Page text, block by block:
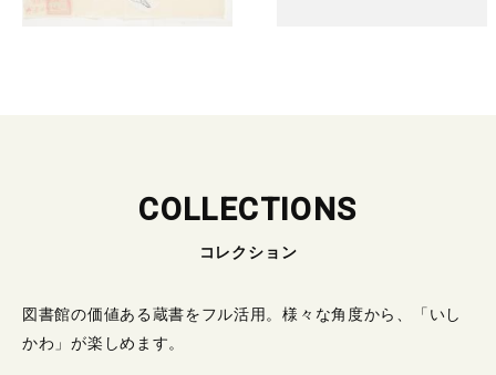
COLLECTIONS
コレクション
図書館の価値ある蔵書をフル活用。様々な角度から、「いし
かわ」が楽しめます。